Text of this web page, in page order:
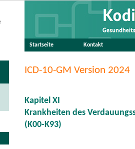
Startseite Kontakt
ICD-10-GM Version 2024
Kapitel XI
Krankheiten des
(K00-K93)